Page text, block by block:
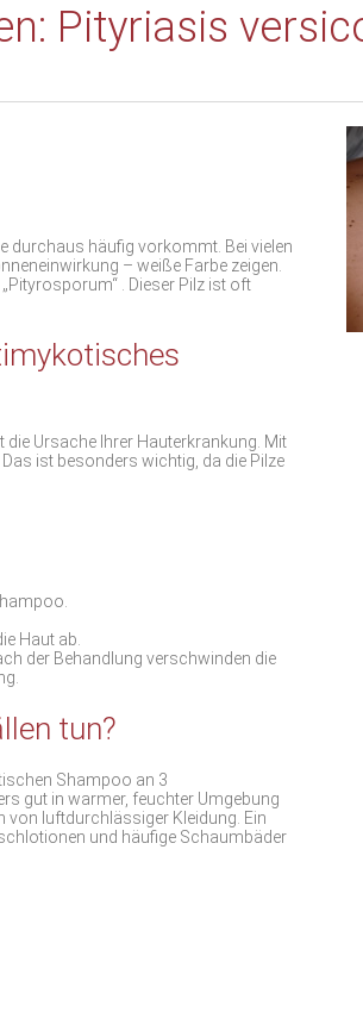
Pityriasis
durchaus häufig vorkommt. Bei vielen
– weiße Farbe zeigen.
. Dieser Pilz ist oft
Ursache Ihrer Hauterkrankung. Mit
ist besonders wichtig, da die Pilze
Haut ab.
der Behandlung verschwinden die
tun?
Shampoo an 3
gut in warmer, feuchter Umgebung
von luftdurchlässiger Kleidung. Ein
und häufige Schaumbäder